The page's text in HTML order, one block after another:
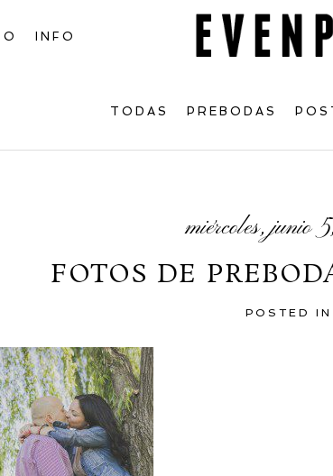
INFO
TODAS PREBODAS
miércoles, junio
FOTOS DE
POSTED IN